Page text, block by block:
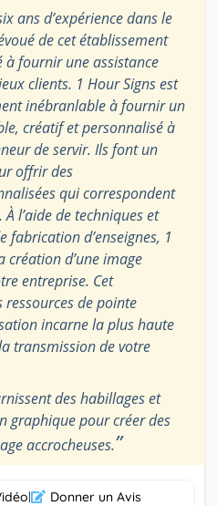
ans d’expérience dans le
de cet établissement
à fournir une assistance
clients. 1 Hour Signs est
inébranlable à fournir un
créatif et personnalisé à
de servir. Ils font un
offrir des
qui correspondent
l’aide de techniques et
fabrication d’enseignes, 1
création d’une image
entreprise. Cet
de pointe
incarne la plus haute
transmission de votre
des habillages et
graphique pour créer des
accrocheuses.”
| Donner un Avis